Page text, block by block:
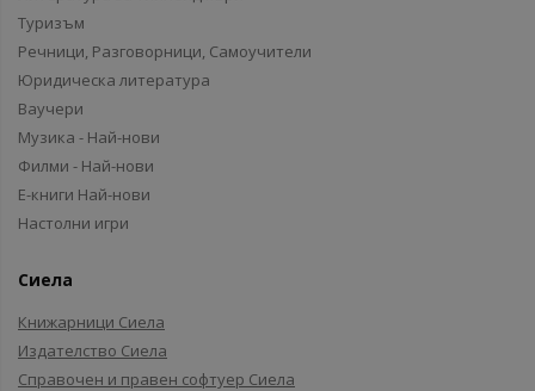
Туризъм
Речници, Разговорници, Самоучители
Юридическа литература
Ваучери
Музика - Най-нови
Филми - Най-нови
Е-книги Най-нови
Настолни игри
Сиела
Книжарници Сиела
Издателство Сиела
Справочен и правен софтуер Сиела